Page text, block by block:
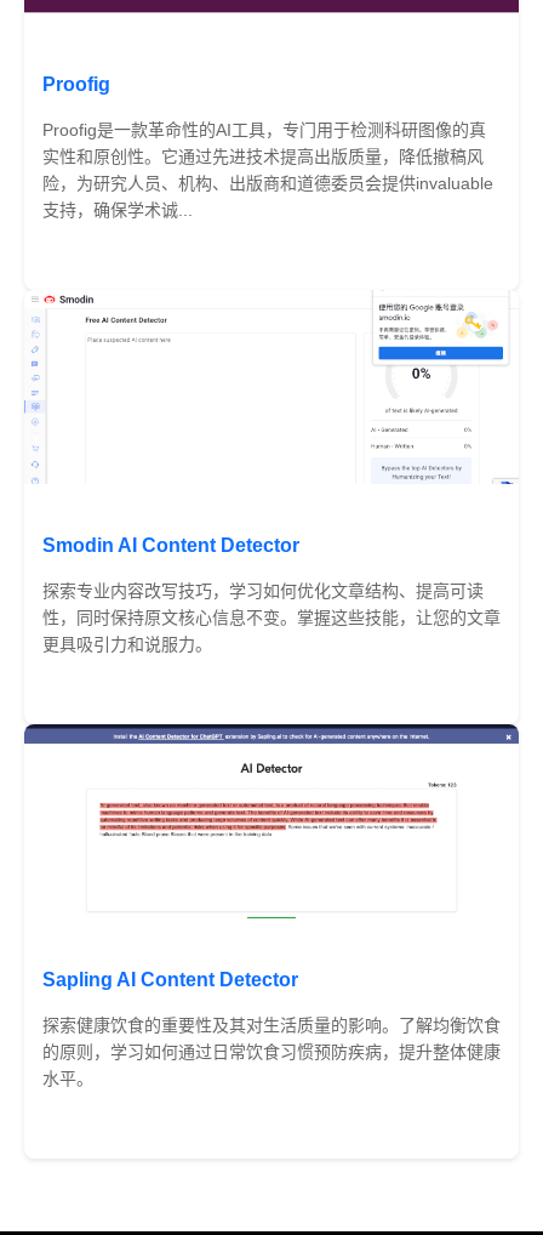
Proofig
Proofig是一款革命性的AI工具，专门用于检测科研图像的真
实性和原创性。它通过先进技术提高出版质量，降低撤稿风
险，为研究人员、机构、出版商和道德委员会提供invaluable
支持，确保学术诚...
Smodin AI Content Detector
探索专业内容改写技巧，学习如何优化文章结构、提高可读
性，同时保持原文核心信息不变。掌握这些技能，让您的文章
更具吸引力和说服力。
Sapling AI Content Detector
探索健康饮食的重要性及其对生活质量的影响。了解均衡饮食
的原则，学习如何通过日常饮食习惯预防疾病，提升整体健康
水平。